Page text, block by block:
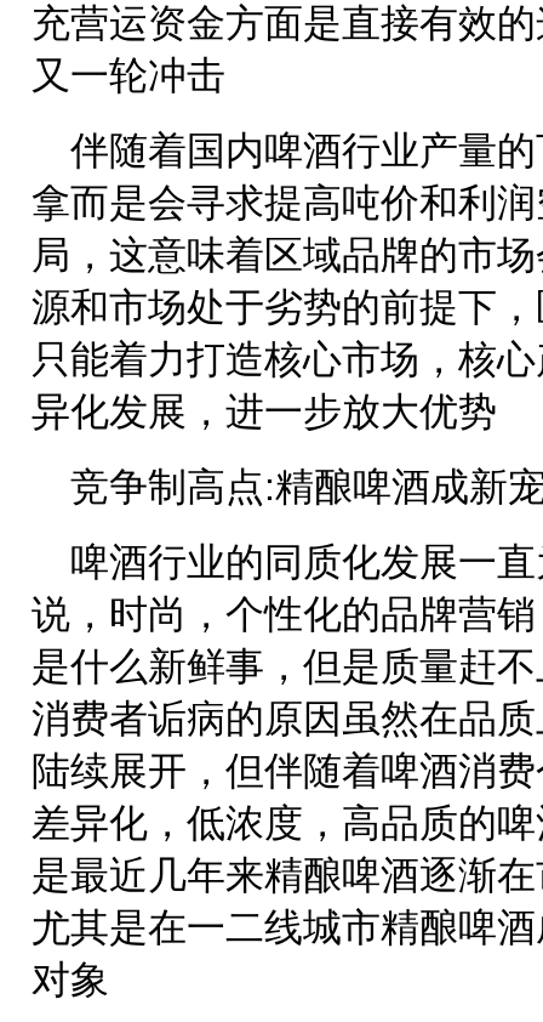
充营运资金方面是直接有效
又一轮冲击
伴随着国内啤酒行业产量
拿而是会寻求提高吨价和利
局，这意味着区域品牌的市
源和市场处于劣势的前提下
只能着力打造核心市场，核
异化发展，进一步放大优势
竞争制高点:精酿啤酒成新
啤酒行业的同质化发展一
说，时尚，个性化的品牌营
是什么新鲜事，但是质量赶
消费者诟病的原因虽然在品
陆续展开，但伴随着啤酒消
差异化，低浓度，高品质的
是最近几年来精酿啤酒逐渐
尤其是在一二线城市精酿啤
对象